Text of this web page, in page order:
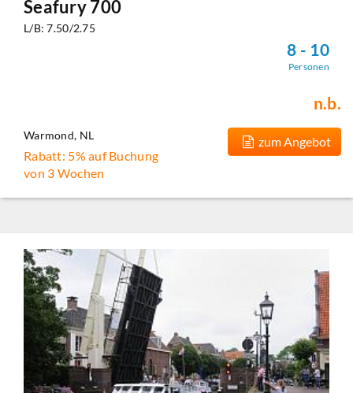
Seafury 700
L/B: 7.50/2.75
8 - 10
Personen
n.b.
Warmond, NL
Rabatt: 5% auf Buchung
von 3 Wochen
zum Angebot